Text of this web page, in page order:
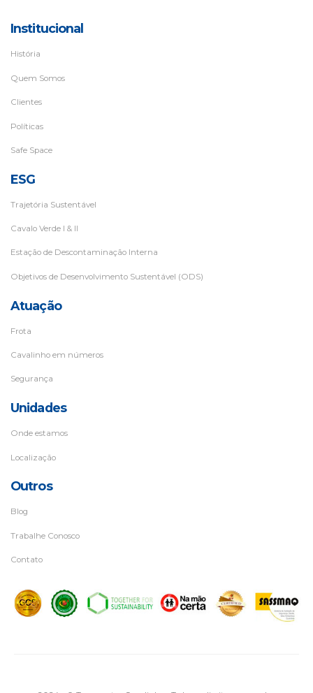
Institucional
História
Quem Somos
Clientes
Políticas
Safe Space
ESG
Trajetória Sustentável
Cavalo Verde I & II
Estação de Descontaminação Interna
Objetivos de Desenvolvimento Sustentável (ODS)
Atuação
Frota
Cavalinho em números
Segurança
Unidades
Onde estamos
Localização
Outros
Blog
Trabalhe Conosco
Contato